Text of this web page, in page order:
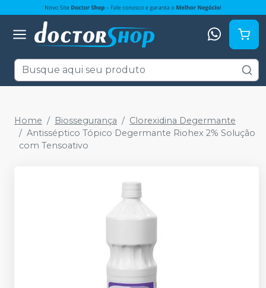
Home Biossegurança
Clorexidina Degermante
Antisséptico Tópico Degermante Riohex 2% Solução
com Tensoativo